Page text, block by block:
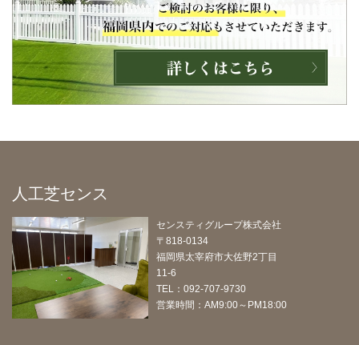
人工芝センス
センスティグループ株式会社
〒818-0134
福岡県太宰府市大佐野2丁目
11-6
TEL：092-707-9730
営業時間：AM9:00～PM18:00